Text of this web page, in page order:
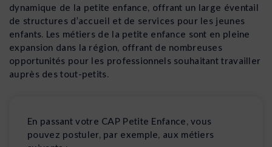
dynamique de la petite enfance, offrant un large éventail
de structures d’accueil et de services pour les jeunes
enfants. Les métiers de la petite enfance sont en pleine
expansion dans la région, offrant de nombreuses
opportunités pour les professionnels souhaitant travailler
auprès des tout-petits.
En passant votre CAP Petite Enfance, vous
pouvez postuler, par exemple, aux métiers